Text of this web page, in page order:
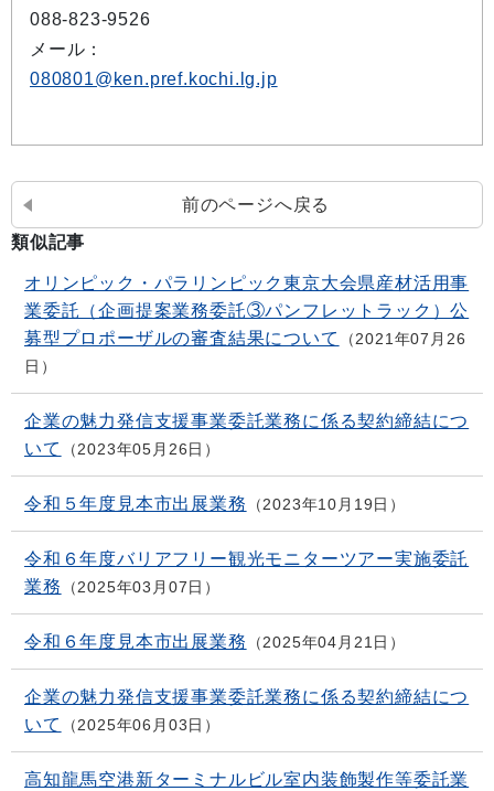
088-823-9526
メール：
080801@ken.pref.kochi.lg.jp
前のページへ戻る
類似記事
オリンピック・パラリンピック東京大会県産材活用事
業委託（企画提案業務委託③パンフレットラック）公
募型プロポーザルの審査結果について
2021年07月26
日
企業の魅力発信支援事業委託業務に係る契約締結につ
いて
2023年05月26日
令和５年度見本市出展業務 2023年10月19日
令和６年度バリアフリー観光モニターツアー実施委託
業務
2025年03月07日
令和６年度見本市出展業務 2025年04月21日
企業の魅力発信支援事業委託業務に係る契約締結につ
いて
2025年06月03日
高知龍馬空港新ターミナルビル室内装飾製作等委託業